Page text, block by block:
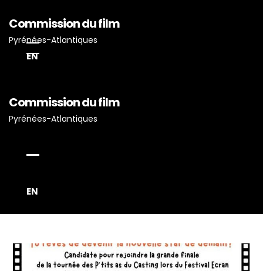
Commission du film
Pyrénées-Atlantiques
EN
Commission du film
Pyrénées-Atlantiques
EN
Tournage ?